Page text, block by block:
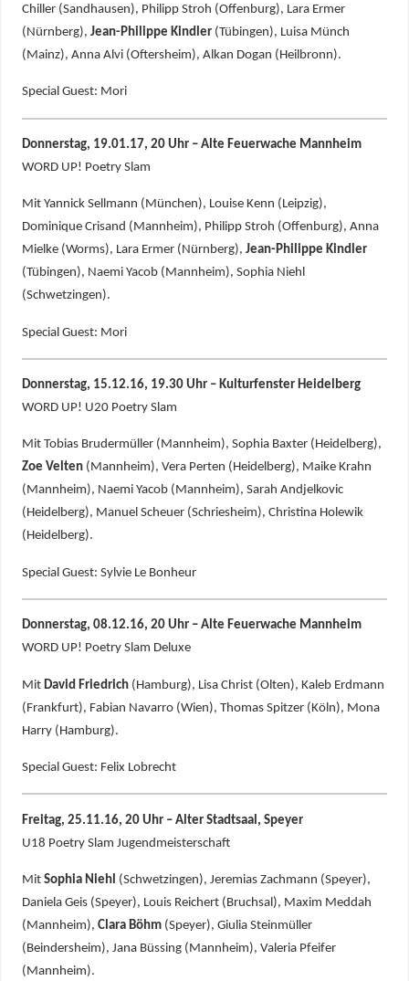
Chiller (Sandhausen), Philipp Stroh (Offenburg), Lara Ermer
(Nürnberg), Jean-Philippe Kindler(Tübingen), Luisa Münch
(Mainz), Anna Alvi (Oftersheim), Alkan Dogan (Heilbronn).
Special Guest: Mori
Donnerstag, 19.01.17, 20 Uhr – Alte Feuerwache Mannheim
WORD UP! Poetry Slam
Mit Yannick Sellmann (München), Louise Kenn (Leipzig),
Dominique Crisand (Mannheim), Philipp Stroh (Offenburg), Anna
Mielke (Worms), Lara Ermer (Nürnberg), Jean-Philippe Kindler
(Tübingen), Naemi Yacob (Mannheim), Sophia Niehl
(Schwetzingen).
Special Guest: Mori
Donnerstag, 15.12.16, 19.30 Uhr – Kulturfenster Heidelberg
WORD UP! U20 Poetry Slam
Mit Tobias Brudermüller (Mannheim), Sophia Baxter (Heidelberg),
Zoe Velten(Mannheim), Vera Perten (Heidelberg), Maike Krahn
(Mannheim), Naemi Yacob (Mannheim), Sarah Andjelkovic
(Heidelberg), Manuel Scheuer (Schriesheim), Christina Holewik
(Heidelberg).
Special Guest: Sylvie Le Bonheur
Donnerstag, 08.12.16, 20 Uhr – Alte Feuerwache Mannheim
WORD UP! Poetry Slam Deluxe
Mit David Friedrich(Hamburg), Lisa Christ (Olten), Kaleb Erdmann
(Frankfurt), Fabian Navarro (Wien), Thomas Spitzer (Köln), Mona
Harry (Hamburg).
Special Guest: Felix Lobrecht
Freitag, 25.11.16, 20 Uhr – Alter Stadtsaal, Speyer
U18 Poetry Slam Jugendmeisterschaft
Mit Sophia Niehl (Schwetzingen), Jeremias Zachmann (Speyer),
Daniela Geis (Speyer), Louis Reichert (Bruchsal), Maxim Meddah
(Mannheim), Clara Böhm(Speyer), Giulia Steinmüller
(Beindersheim), Jana Büssing (Mannheim), Valeria Pfeifer
(Mannheim).